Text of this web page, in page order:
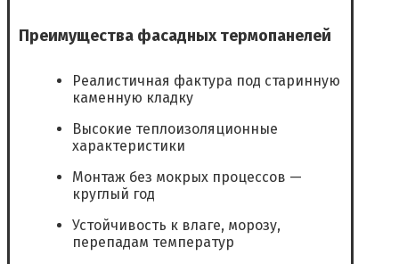
Преимущества фасадных термопанелей
Реалистичная фактура под старинную
каменную кладку
Высокие теплоизоляционные
характеристики
Монтаж без мокрых процессов —
круглый год
Устойчивость к влаге, морозу,
перепадам температур